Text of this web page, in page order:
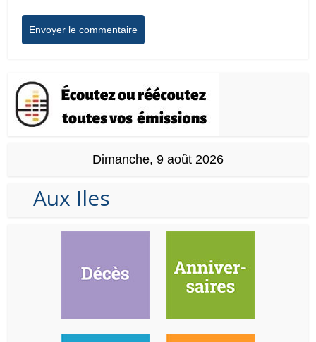
Dimanche, 9 août 2026
Aux Iles